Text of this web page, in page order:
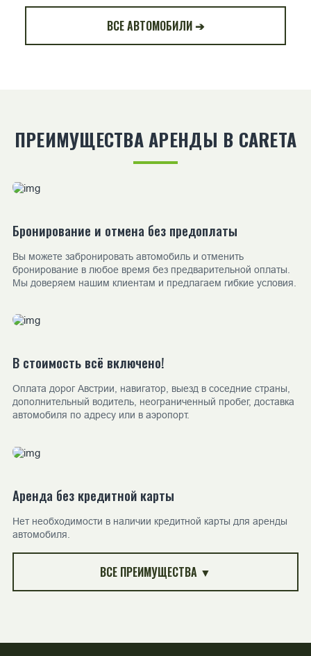
ВСЕ АВТОМОБИЛИ ➔
ПРЕИМУЩЕСТВА АРЕНДЫ В CARETA
Бронирование и отмена без предоплаты
Вы можете забронировать автомобиль и отменить
бронирование в любое время без предварительной оплаты.
Мы доверяем нашим клиентам и предлагаем гибкие условия.
В стоимость всё включено!
Оплата дорог Австрии, навигатор, выезд в соседние страны,
дополнительный водитель, неограниченный пробег, доставка
автомобиля по адресу или в аэропорт.
Аренда без кредитной карты
Нет необходимости в наличии кредитной карты для аренды
автомобиля.
ВСЕ ПРЕИМУЩЕСТВА ▼